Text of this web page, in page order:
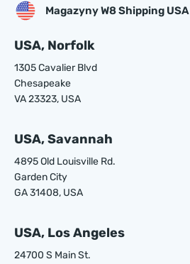
Magazyny W8 Shipping USA
USA, Norfolk
1305 Cavalier Blvd
Chesapeake
VA 23323, USA
USA, Savannah
4895 Old Louisville Rd.
Garden City
GA 31408, USA
USA, Los Angeles
24700 S Main St.